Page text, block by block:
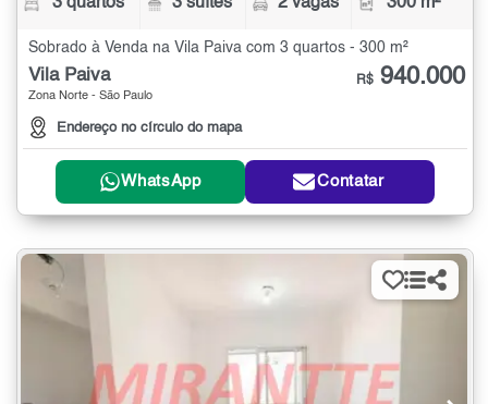
Sobrado à Venda na Vila Paiva com 3 quartos - 300 m²
Vila Paiva
Zona Norte - São Paulo
Endereço no círculo do mapa
R$ 940.000
WhatsApp Contatar